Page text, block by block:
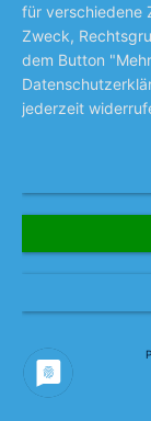
nach Ende
Permanente
Endgerät
durch Ihren
Cookies
oder von
Third-Party-
innerhalb
für verschiedene
Zweck,
dem Button
jederzeit